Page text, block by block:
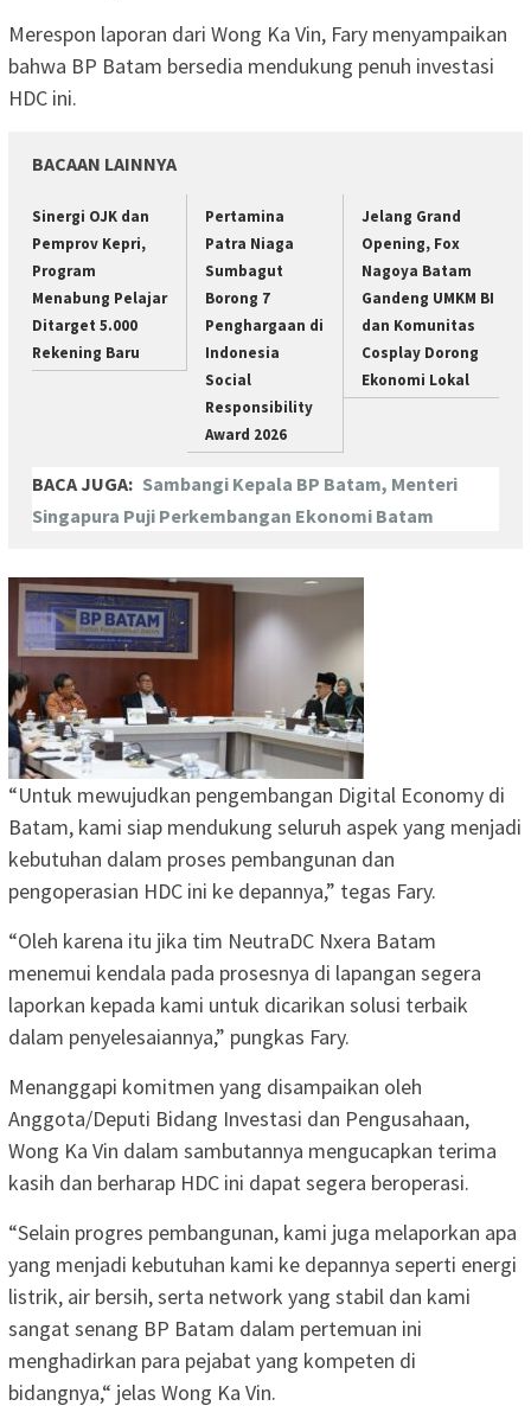
Merespon laporan dari Wong Ka Vin, Fary menyampaikan
bahwa BP Batam bersedia mendukung penuh investasi
HDC ini.
BACAAN LAINNYA
Sinergi OJK dan
Pemprov Kepri,
Program
Menabung Pelajar
Ditarget 5.000
Rekening Baru
Pertamina
Patra Niaga
Sumbagut
Borong 7
Penghargaan di
Indonesia
Social
Responsibility
Award 2026
Jelang Grand
Opening, Fox
Nagoya Batam
Gandeng UMKM BI
dan Komunitas
Cosplay Dorong
Ekonomi Lokal
BACA JUGA: Sambangi Kepala BP Batam, Menteri
Singapura Puji Perkembangan Ekonomi Batam
“Untuk mewujudkan pengembangan Digital Economy di
Batam, kami siap mendukung seluruh aspek yang menjadi
kebutuhan dalam proses pembangunan dan
pengoperasian HDC ini ke depannya,” tegas Fary.
“Oleh karena itu jika tim NeutraDC Nxera Batam
menemui kendala pada prosesnya di lapangan segera
laporkan kepada kami untuk dicarikan solusi terbaik
dalam penyelesaiannya,” pungkas Fary.
Menanggapi komitmen yang disampaikan oleh
Anggota/Deputi Bidang Investasi dan Pengusahaan,
Wong Ka Vin dalam sambutannya mengucapkan terima
kasih dan berharap HDC ini dapat segera beroperasi.
“Selain progres pembangunan, kami juga melaporkan apa
yang menjadi kebutuhan kami ke depannya seperti energi
listrik, air bersih, serta network yang stabil dan kami
sangat senang BP Batam dalam pertemuan ini
menghadirkan para pejabat yang kompeten di
bidangnya,“ jelas Wong Ka Vin.